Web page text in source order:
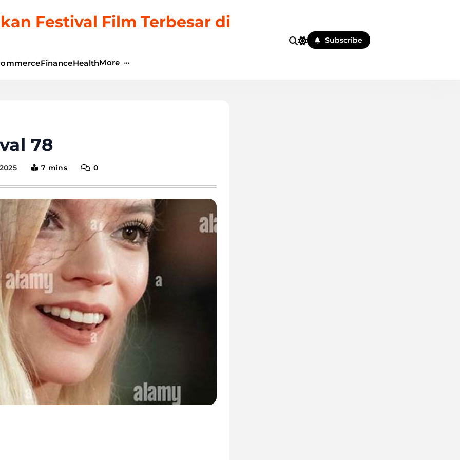
Festival Film Terbesar di
FinanceHealthMore
Subscribe
78
7 mins 0